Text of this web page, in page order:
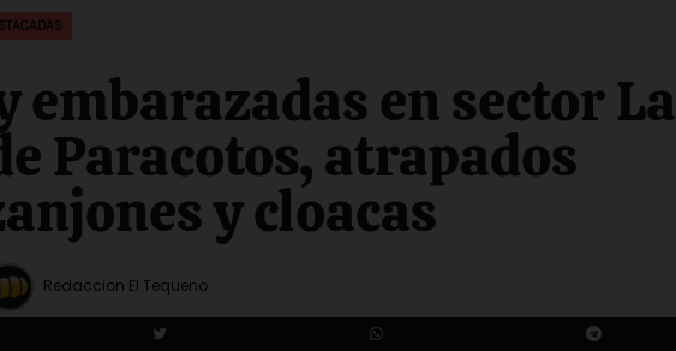
embarazadas en sector La
Paracotos, atrapados
y cloacas
Redaccion El Tequeno